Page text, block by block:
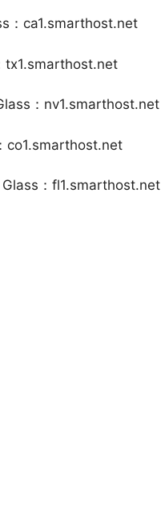
：ca1.smarthost.net
tx1.smarthost.net
：nv1.smarthost.net
co1.smarthost.net
Glass：f​​l1.smarthost.net